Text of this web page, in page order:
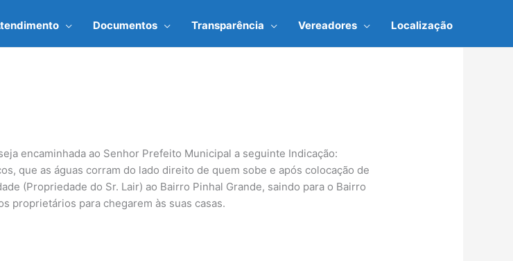
Documentos Transparência Vereadores Localização
encaminhada ao Senhor Prefeito Municipal a seguinte Indicação:
que as águas corram do lado direito de quem sobe e após colocação de
(Propriedade do Sr. Lair) ao Bairro Pinhal Grande, saindo para o Bairro
proprietários para chegarem às suas casas.